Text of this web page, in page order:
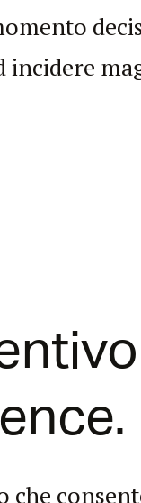
incidere
che